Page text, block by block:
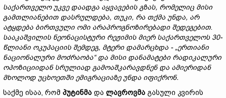
საქართველო უკვე დაადგა აყვავების გზას, რომელიც მისი
გამთლიანებით დასრულდება, თუკი, რა თქმა უნდა, არ
ატყდება ბირთვული ომი არაპროგნოზირებადი შედეგებით.
სააკაშვილის ნეონაცისტური რეჟიმის მიერ საქართველოს 30-
წლიანი ოკუპაციის შემდეგ, მტერი დამარცხდა - „ერთიანი
ნაციონალური მოძრაობა“და მისი დანამატები რადიკალური
ოპოზიციიდან სრულიად გამოაშკარავდნენ და ამიერიდან
მხოლოდ უცხოეთში ემიგრაციაზე უნდა იფიქრონ.
საქმე ისაა, რომ პუტინმა და ლავროვმა გასული კვირის